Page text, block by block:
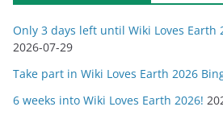
о
р
і
ї
Only 3 days left until Wiki Loves Earth
2026-07-29
Take part in Wiki Loves Earth 2026
6 weeks into Wiki Loves Earth 2026!